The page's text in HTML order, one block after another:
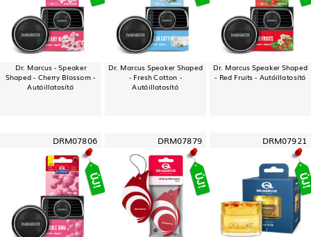
Dr. Marcus - Speaker
Shaped - Cherry Blossom -
Autóillatosító
Dr. Marcus Speaker Shaped
- Fresh Cotton -
Autóillatosító
Dr. Marcus Speaker Shaped
- Red Fruits - Autóillatosító
DRM07806 DRM07879 DRM07921